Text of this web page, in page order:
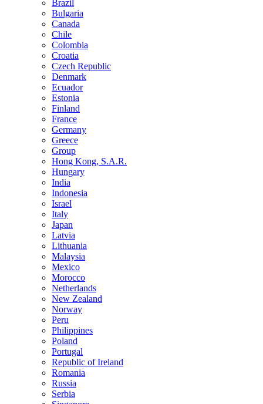
Brazil
Bulgaria
Canada
Chile
Colombia
Croatia
Czech Republic
Denmark
Ecuador
Estonia
Finland
France
Germany
Greece
Group
Hong Kong, S.A.R.
Hungary
India
Indonesia
Israel
Italy
Japan
Latvia
Lithuania
Malaysia
Mexico
Morocco
Netherlands
New Zealand
Norway
Peru
Philippines
Poland
Portugal
Republic of Ireland
Romania
Russia
Serbia